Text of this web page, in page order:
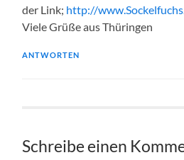
der Link; http://
Viele Grüße aus Thüringen
ANTWORTEN
Schreibe einen